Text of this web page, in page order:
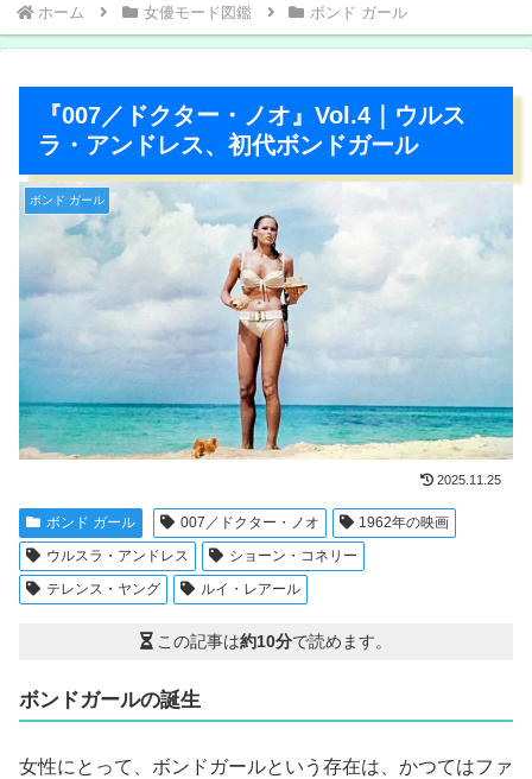
ホーム 女優モード図鑑 ボンド ガール
『007／ドクター・ノオ』Vol.4｜ウルス
ラ・アンドレス、初代ボンドガール
ボンド ガール
2025.11.25
ボンド ガール 007／ドクター・ノオ
1962年の映画
ウルスラ・アンドレス
ショーン・コネリー
テレンス・ヤング
ルイ・レアール
この記事は約10分で読めます。
ボンドガールの誕生
女性にとって、ボンドガールという存在は、かつてはファ